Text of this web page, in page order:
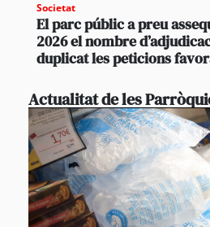
Societat
El parc públic a preu
2026 el nombre
duplicat les peticions
Actualitat de les